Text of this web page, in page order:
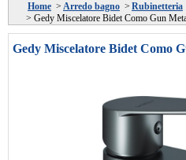
Home > Arredo bagno > Rubinetteria
> Gedy Miscelatore Bidet Como Gun
Gedy Miscelatore Bidet Como